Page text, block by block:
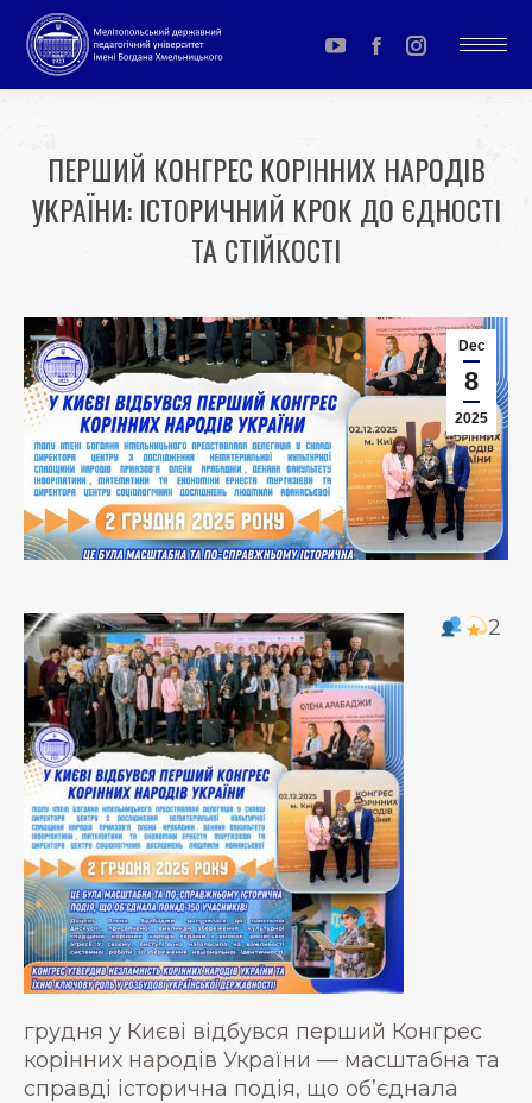
YouTube
page
in
new
window
Facebook
page
in
new
Instagram
page
in
new
ПЕРШИЙ КОНГРЕС КОРІННИХ НАРОДІВ
УКРАЇНИ: ІСТОРИЧНИЙ КРОК ДО ЄДНОСТІ
ТА СТІЙКОСТІ
Dec
8
2025
2
грудня у Києві відбувся перший Конгрес
корінних народів України — масштабна та
справді історична подія, що об’єднала